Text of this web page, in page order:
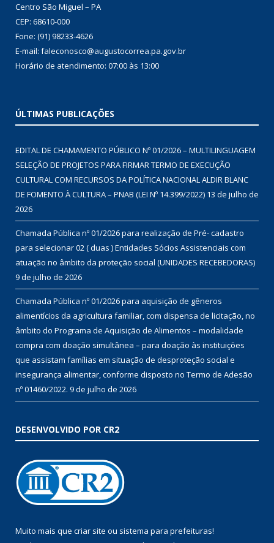
Centro São Miguel – PA
CEP: 68610-000
Fone: (91) 98233-4626
E-mail: faleconosco@augustocorrea.pa.gov.br
Horário de atendimento: 07:00 às 13:00
ÚLTIMAS PUBLICAÇÕES
EDITAL DE CHAMAMENTO PÚBLICO Nº 01/2026 – MULTILINGUAGEM
SELEÇÃO DE PROJETOS PARA FIRMAR TERMO DE EXECUÇÃO
CULTURAL COM RECURSOS DA POLÍTICA NACIONAL ALDIR BLANC
DE FOMENTO À CULTURA – PNAB (LEI Nº 14.399/2022) 13 de julho de
2026
Chamada Pública nº 01/2026 para realização de Pré- cadastro
para selecionar 02 ( duas ) Entidades Sócios Assistenciais com
atuação no âmbito da proteção social (UNIDADES RECEBEDORAS)
9 de julho de 2026
Chamada Pública nº 01/2026 para aquisição de gêneros
alimentícios da agricultura familiar, com dispensa de licitação, no
âmbito do Programa de Aquisição de Alimentos – modalidade
compra com doação simultânea – para doação às instituições
que assistam famílias em situação de desproteção social e
insegurança alimentar, conforme disposto no Termo de Adesão
nº 01460/2022. 9 de julho de 2026
DESENVOLVIDO POR CR2
Muito mais que criar site ou sistema para prefeituras!